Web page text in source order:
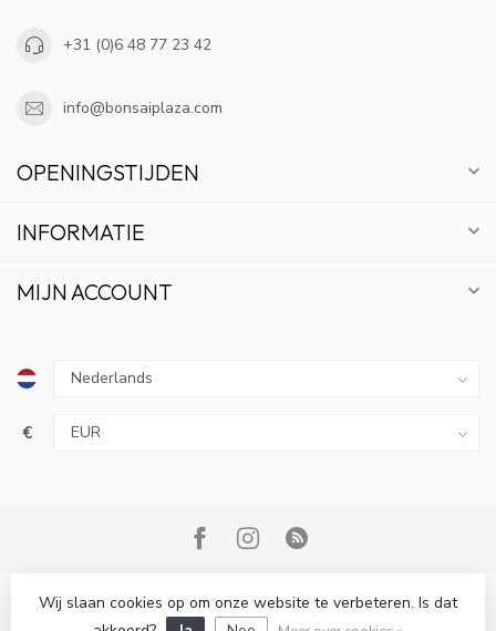
+31 (0)6 48 77 23 42
info@bonsaiplaza.com
OPENINGSTIJDEN
INFORMATIE
MIJN ACCOUNT
€
Wij slaan cookies op om onze website te verbeteren. Is dat